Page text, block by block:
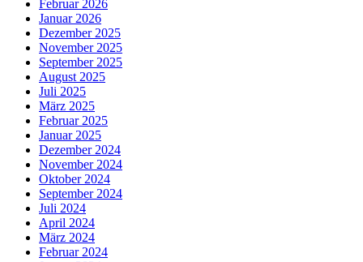
Februar 2026
Januar 2026
Dezember 2025
November 2025
September 2025
August 2025
Juli 2025
März 2025
Februar 2025
Januar 2025
Dezember 2024
November 2024
Oktober 2024
September 2024
Juli 2024
April 2024
März 2024
Februar 2024